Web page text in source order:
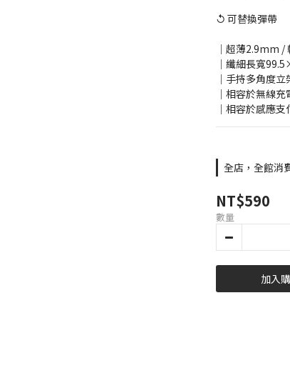
↺ 可替換彈帶
│超薄2.9mm /
│纖細長寬
│手持多角度立
│相容於無線充
│相容於感應支
全店，全館消
NT$590
數量
加入